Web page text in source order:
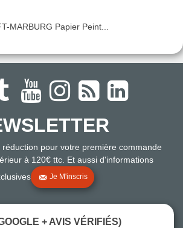
MARBURG Papier Peint...
pour votre première commande
à 120€ ttc. Et aussi d'informations
Je M'inscris
+ AVIS VÉRIFIÉS)